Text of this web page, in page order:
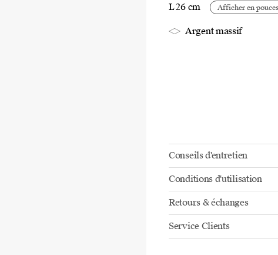
L 26 cm Afficher en
Argent massif
Conseils d'entretien
Conditions d'utilisation
Retours & échanges
Service Clients